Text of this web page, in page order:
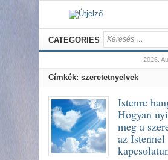
CATEGORIES
2026.
Címkék: szeretetnyelvek
Istenre
Hogyan
meg a
az